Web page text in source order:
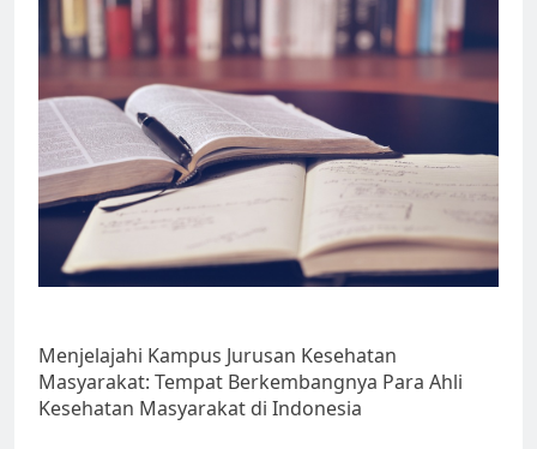
Menjelajahi Kampus Jurusan Kesehatan
Masyarakat: Tempat Berkembangnya Para Ahli
Kesehatan Masyarakat di Indonesia